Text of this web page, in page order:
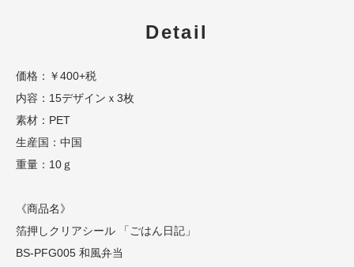
Detail
価格：￥400+税
内容：15デザインｘ3枚
素材：PET
生産国：中国
重量：10ｇ
《商品名》
箔押しクリアシール 「ごはん日記」
BS-PFG005 和風弁当